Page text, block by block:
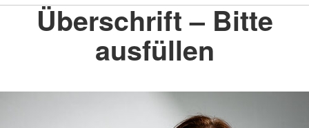
Überschrift – Bitte
ausfüllen